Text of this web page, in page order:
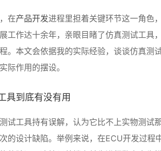
，在产品开发进程里担着关键环节这一角色
工作达十余年，亲眼目睹了仿真测试工具
。本文会依据我的实际经验，谈谈仿真
际作用的摆设。
具到底有没有用
试工具持有误解，认为它比不上实物测试
的设计缺陷。举例来说，在ECU开发过